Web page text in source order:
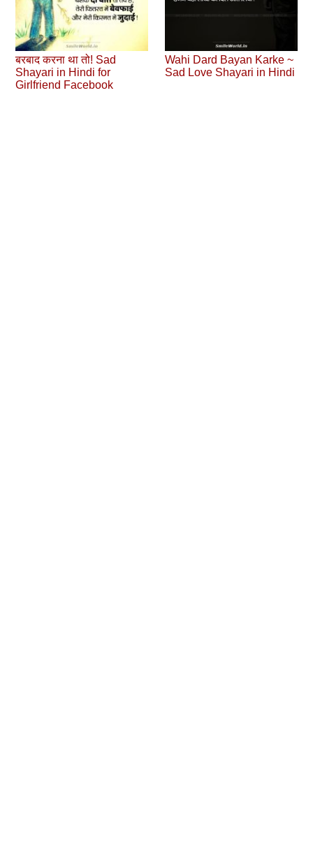
बरबाद करना था तो! Sad
Shayari in Hindi for
Girlfriend Facebook
Wahi Dard Bayan Karke ~
Sad Love Shayari in Hindi